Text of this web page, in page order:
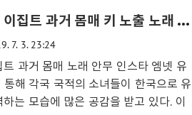
1997년 10월 17일 생일로 올해 한국
부터 우리나라 예능 방송을 통해 한국
하고 문화를 익혔으며 K-Pop 커버로 안
갖추고 있다고 한다. 리비아 국적은 스
유학소녀에 참가중이며 키는 167cm 몸
유학소녀 나다 국적 나이 이집트 과거 몸매 키 노출 노래 안무 인스타
7. 3. 23:24
과거 몸매 노래 안무 인스타 엠넷 유
해 각국 국적의 소녀들이 한국으로 유
는 모습에 많은 공감을 받고 있다. 이